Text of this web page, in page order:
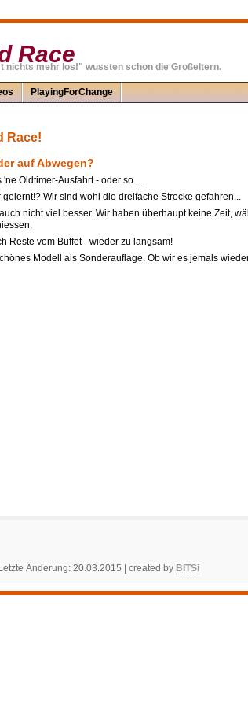
Race
nichts mehr los!" wussten schon die Großeltern.
PlayingForChange
Race!
auf Abwegen?
Oldtimer-Ausfahrt - oder so....
Wir sind wohl die dreifache Strecke gefahren...
nicht viel besser. Wir haben überhaupt keine Zeit,
Reste vom Buffet - wieder zu langsam!
Modell als Sonderauflage. Ob wir es jemals
Änderung: 20.03.2015 | created by BITSi